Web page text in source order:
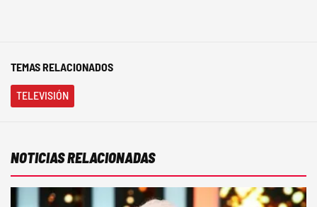
TEMAS RELACIONADOS
TELEVISIÓN
NOTICIAS RELACIONADAS